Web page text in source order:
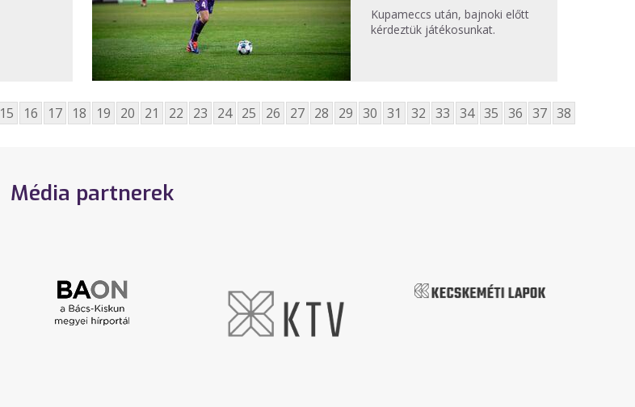
Kupameccs után, bajnoki előtt
kérdeztük játékosunkat.
15 16 17 18 19 20 21 22 23 24 25 26 27 28 29 30 31 32 33 34 35 36 37 38
Média partnerek